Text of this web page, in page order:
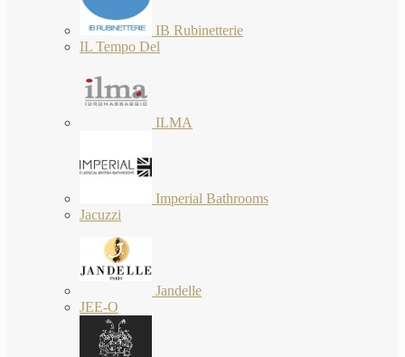
IB Rubinetterie
IL Tempo Del
ILMA
Imperial Bathrooms
Jacuzzi
Jandelle
JEE-O